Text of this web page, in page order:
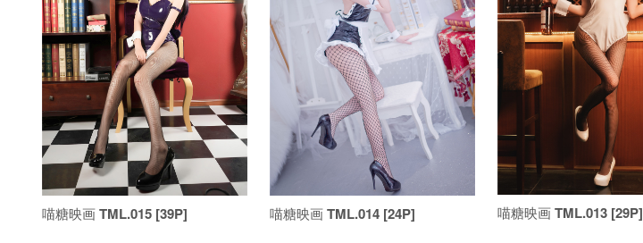
喵糖映画 TML.015 [39P] 喵糖映画 TML.014 [24P] 喵糖映画 TML.013 [29P]